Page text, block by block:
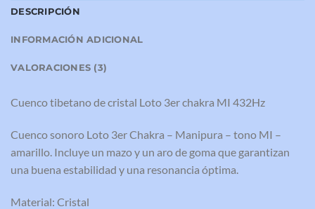
DESCRIPCIÓN
INFORMACIÓN ADICIONAL
VALORACIONES (3)
Cuenco tibetano de cristal Loto 3er chakra MI 432Hz
Cuenco sonoro Loto 3er Chakra – Manipura – tono MI –
amarillo. Incluye un mazo y un aro de goma que garantizan
una buena estabilidad y una resonancia óptima.
Material: Cristal